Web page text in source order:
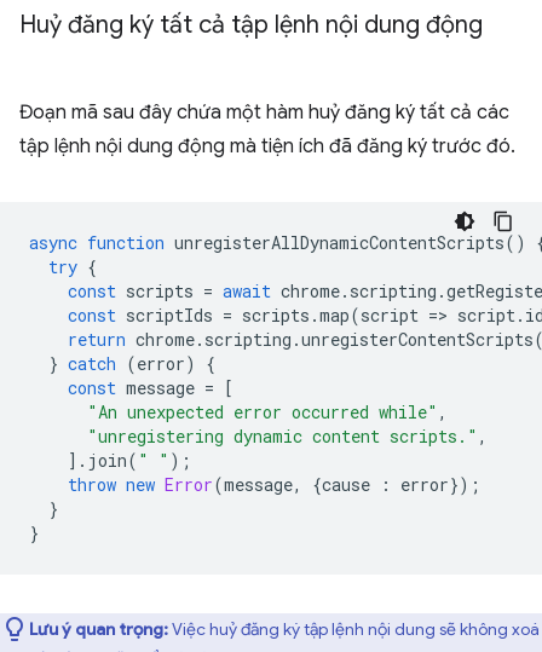
Huỷ đăng ký tất cả tập lệnh nội dung động
Đoạn mã sau đây chứa một hàm huỷ đăng ký tất cả các
tập lệnh nội dung động mà tiện ích đã đăng ký trước đó.
async function unregisterAllDynamicContentScripts()
try {
const scripts = await chrome. scripting .
const scriptIds = scripts .map(script => script.
return chrome. scripting .unregisterContentScripts
} catch (error)
{
const message = [
"An unexpected error occurred while" ,
"unregistering dynamic content scripts." ,
]. join( " " );
throw new Error(message, {cause : error});
}
}
Lưu ý quan trọng:Việc huỷ đăng ký tập lệnh nội dung sẽ không xoá